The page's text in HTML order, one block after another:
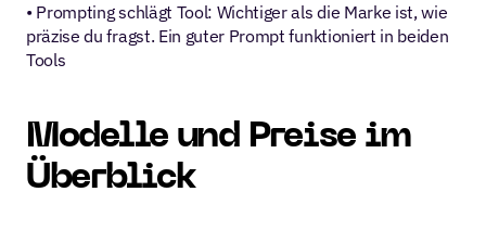
• Prompting schlägt Tool: Wichtiger als die Marke ist, wie
präzise du fragst. Ein guter Prompt funktioniert in beiden
Tools
Modelle und Preise im
Überblick